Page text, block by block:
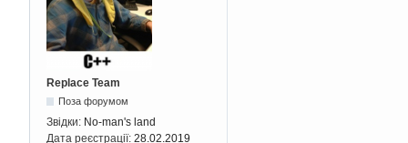
Replace Team
Поза форумом
Звідки: No-man's land
Дата реєстрації: 28.02.2019